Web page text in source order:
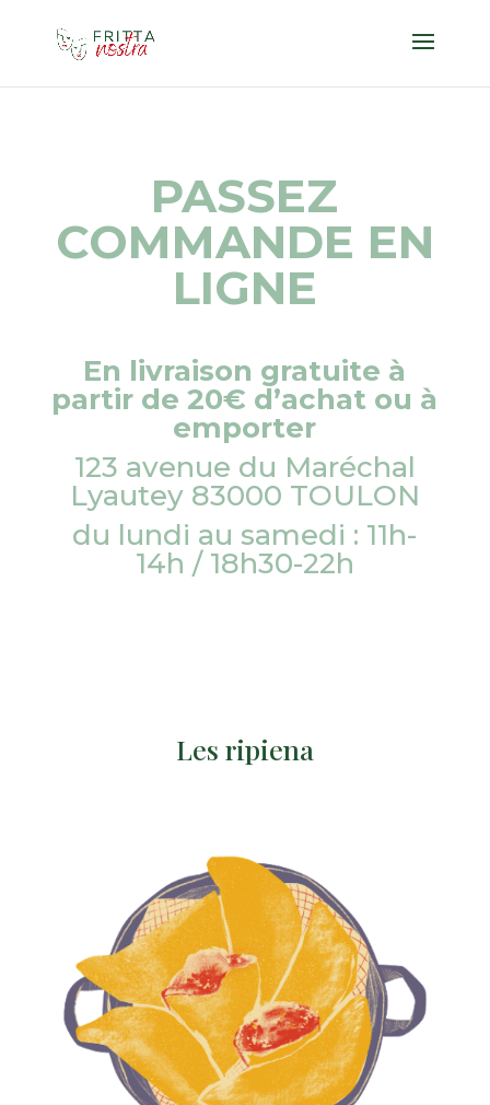
PASSEZ
COMMANDE EN
LIGNE
En livraison gratuite à
partir de 20€ d’achat ou à
emporter
123 avenue du Maréchal
Lyautey 83000 TOULON
du lundi au samedi : 11h-
14h / 18h30-22h
Les ripiena